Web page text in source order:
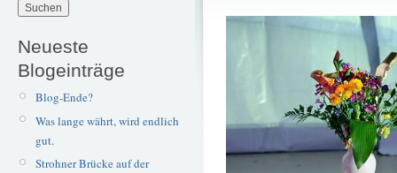
Neueste
Blogeinträge
Blog-Ende?
Was lange währt, wird endlich
gut.
Strohner Brücke auf der